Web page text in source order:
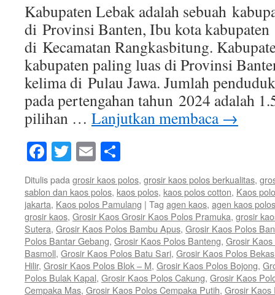
Kabupaten Lebak adalah sebuah
di Provinsi Banten, Ibu kota
di Kecamatan Rangkasbitung.
kabupaten paling luas di Provinsi
kelima di Pulau Jawa. Jumlah
pada pertengahan tahun 2024 adalah
pilihan … Lanjutkan membaca →
Facebook
Twitter
Email
Ditulis padagrosir kaos polos, grosir kaos polos berkualitas,
sablon dan kaos polos, kaos polos, kaos polos cotton, Kaos
jakarta, Kaos polos Pamulang | Tag agen kaos, agen kaos polos
grosir kaos, Grosir Kaos Grosir Kaos Polos Pramuka, grosir
Sutera, Grosir Kaos Polos Bambu Apus, Grosir Kaos Polos
Polos Bantar Gebang, Grosir Kaos Polos Banteng, Grosir
Basmoll, Grosir Kaos Polos Batu Sari, Grosir Kaos Polos
Hilir, Grosir Kaos Polos Blok – M, Grosir Kaos Polos Bojong,
Polos Bulak Kapal, Grosir Kaos Polos Cakung, Grosir Kaos
Cempaka Mas, Grosir Kaos Polos Cempaka Putih, Grosir Kaos